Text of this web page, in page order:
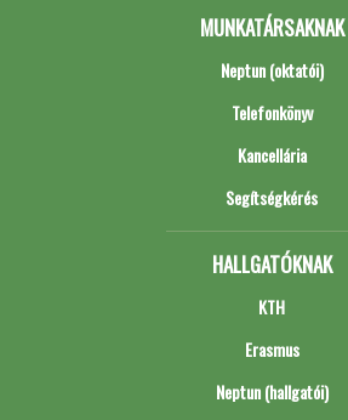
MUNKATÁRSAKNAK
Neptun (oktatói)
Telefonkönyv
Kancellária
Segítségkérés
HALLGATÓKNAK
KTH
Erasmus
Neptun (hallgatói)